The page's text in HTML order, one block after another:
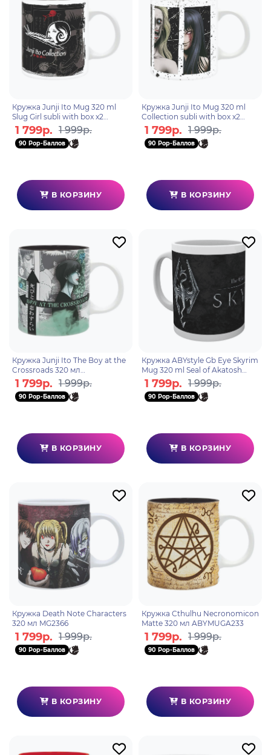
Кружка Junji Ito Mug 320 ml
Slug Girl subli with box x2
ABYMUG859
1 799р. 1 999р.
90 Pop-Баллов
В КОРЗИНУ
Кружка Junji Ito Mug 320 ml
Collection subli with box x2
ABYMUG860
1 799р. 1 999р.
90 Pop-Баллов
В КОРЗИНУ
Кружка Junji Ito The Boy at the
Crossroads 320 мл
ABYMUGA270
1 799р. 1 999р.
90 Pop-Баллов
В КОРЗИНУ
Кружка ABYstyle Gb Eye Skyrim
Mug 320 ml Seal of Akatosh
subli box x2 MG1352
1 799р. 1 999р.
90 Pop-Баллов
В КОРЗИНУ
Кружка Death Note Characters
320 мл MG2366
1 799р. 1 999р.
90 Pop-Баллов
В КОРЗИНУ
Кружка Cthulhu Necronomicon
Matte 320 мл ABYMUGA233
1 799р. 1 999р.
90 Pop-Баллов
В КОРЗИНУ